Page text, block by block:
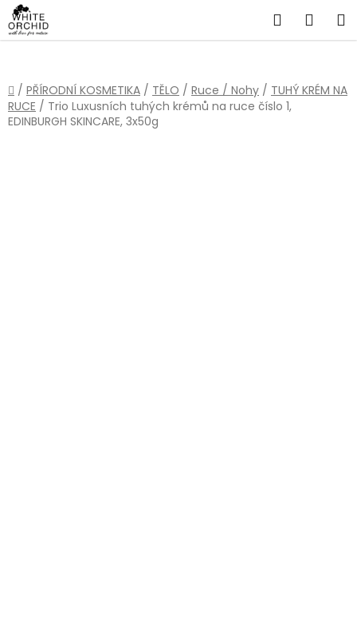
Přejít
na
obsah
Hledat
Domů
/ PŘÍRODNÍ KOSMETIKA / TĚLO / Ruce / Nohy / TUHÝ KRÉM NA
RUCE / Trio Luxusních tuhých krémů na ruce číslo 1,
EDINBURGH SKINCARE, 3x50g